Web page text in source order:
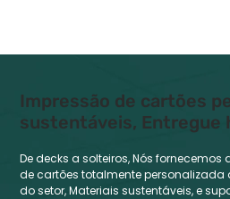
Impressão de cartões
sustentáveis, Entregue
De decks a solteiros, Nós
de cartões totalmente personalizada
do setor, Materiais sustentáveis, e